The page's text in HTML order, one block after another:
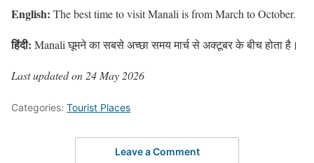
English: The best time to visit Manali is from March to October.
हिंदी: Manali घूमने का सबसे अच्छा समय मार्च से अक्टूबर के बीच होता है।
Last updated on 24 May 2026
Categories: Tourist Places
Leave a Comment